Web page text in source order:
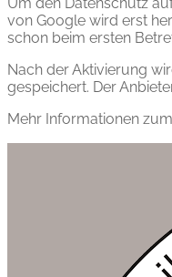
von Google wird erst
schon beim ersten
Nach der Aktivierung
gespeichert. Der
Mehr Informationen